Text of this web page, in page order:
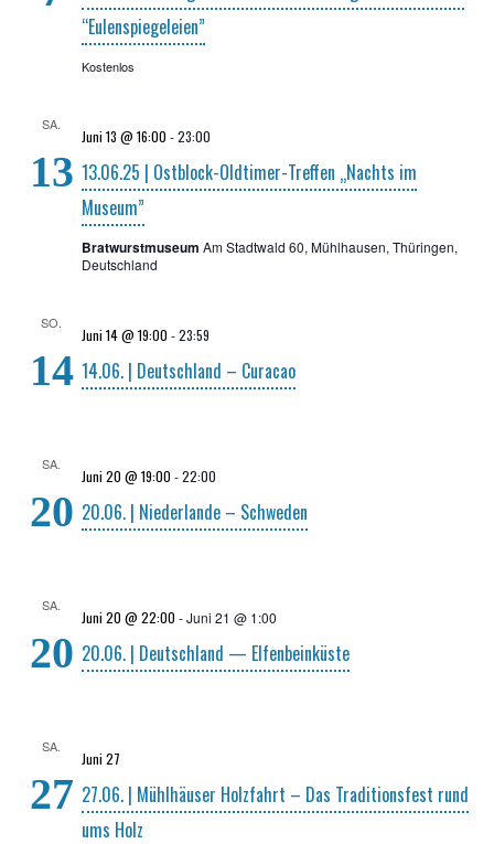
“Eulen­spie­ge­lei­en”
Kostenlos
SA.
13 13.06.25 | Ost­block-Old­ti­mer-Tref­fen „Nachts im
Museum”
Juni 13 @ 16:00 -23:00
Bratwurstmuseum Am Stadtwald 60, Mühlhausen, Thüringen,
Deutschland
SO.
14 14.06. | Deutsch­land – Curacao
Juni 14 @ 19:00 -23:59
SA.
20 20.06. | Nie­der­lan­de – Schweden
Juni 20 @ 19:00 -22:00
SA.
20 20.06. | Deutsch­land — Elfenbeinküste
Juni 20 @ 22:00 -Juni 21 @ 1:00
SA.
27 27.06. | Mühl­häu­ser Holz­fahrt – Das Tra­di­ti­ons­fest rund
ums Holz
Juni 27